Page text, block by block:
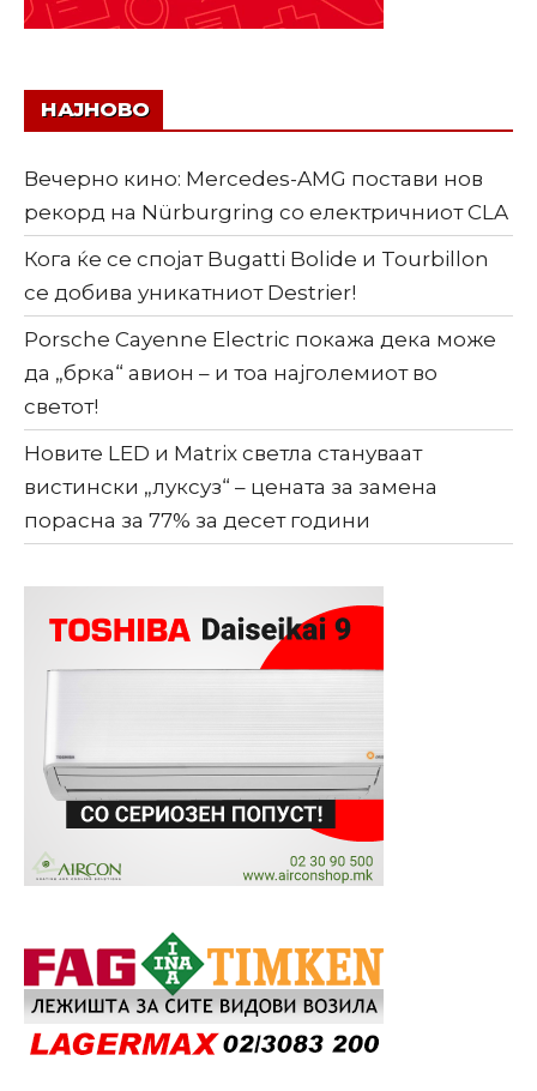
НАЈНОВО
Вечерно кино: Mercedes-AMG постави нов
рекорд на Nürburgring со електричниот CLA
Кога ќе се спојат Bugatti Bolide и Tourbillon
се добива уникатниот Destrier!
Porsche Cayenne Electric покажа дека може
да „брка“ авион – и тоа најголемиот во
светот!
Новите LED и Matrix светла стануваат
вистински „луксуз“ – цената за замена
порасна за 77% за десет години